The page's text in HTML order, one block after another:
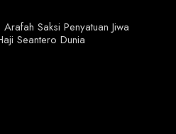
Saksi Penyatuan Jiwa
Seantero Dunia